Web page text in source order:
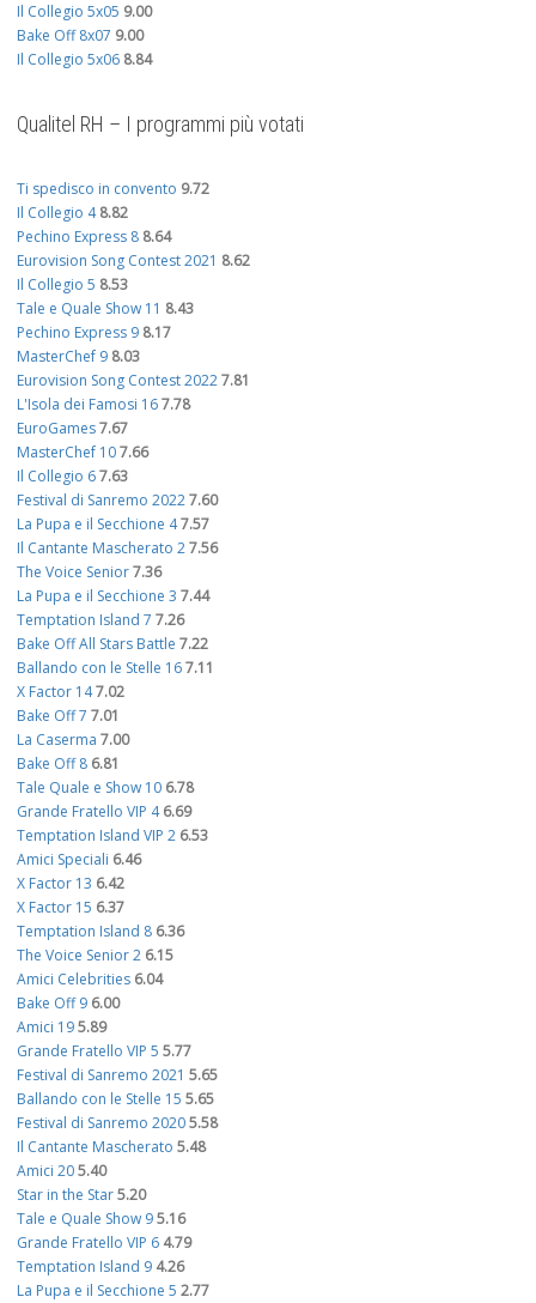
Il Collegio 5x05 9.00
Bake Off 8x07 9.00
Il Collegio 5x06 8.84
Qualitel RH – I programmi più votati
Ti spedisco in convento 9.72
Il Collegio 4 8.82
Pechino Express 8 8.64
Eurovision Song Contest 2021 8.62
Il Collegio 5 8.53
Tale e Quale Show 11 8.43
Pechino Express 9 8.17
MasterChef 9 8.03
Eurovision Song Contest 20227.81
L'Isola dei Famosi 167.78
EuroGames7.67
MasterChef 107.66
Il Collegio 67.63
Festival di Sanremo 20227.60
La Pupa e il Secchione 47.57
Il Cantante Mascherato 27.56
The Voice Senior7.36
La Pupa e il Secchione 3 7.44
Temptation Island 7 7.26
Bake Off All Stars Battle 7.22
Ballando con le Stelle 167.11
X Factor 147.02
Bake Off 7 7.01
La Caserma 7.00
Bake Off 8 6.81
Tale Quale e Show 10 6.78
Grande Fratello VIP 4 6.69
Temptation Island VIP 2 6.53
Amici Speciali 6.46
X Factor 13 6.42
X Factor 15 6.37
Temptation Island 8 6.36
The Voice Senior 2 6.15
Amici Celebrities 6.04
Bake Off 9 6.00
Amici 195.89
Grande Fratello VIP 5 5.77
Festival di Sanremo 2021 5.65
Ballando con le Stelle 15 5.65
Festival di Sanremo 20205.58
Il Cantante Mascherato 5.48
Amici 205.40
Star in the Star5.20
Tale e Quale Show 95.16
Grande Fratello VIP 6 4.79
Temptation Island 9 4.26
La Pupa e il Secchione 5 2.77